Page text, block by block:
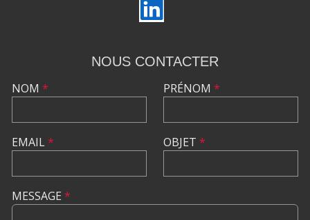
NOUS CONTACTER
NOM *
EMAIL*
PRÉNOM *
OBJET *
MESSAGE *